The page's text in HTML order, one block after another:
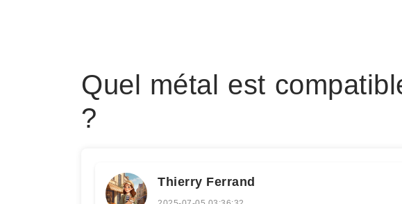
Quel métal est
?
Thierry Ferrand